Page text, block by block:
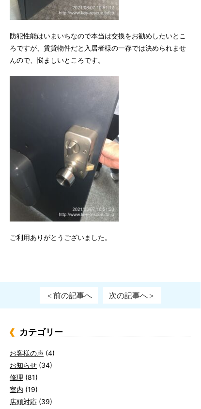
防犯性能はいまいちなので本当は交換をお勧めしたいとこ
ろですが、賃貸物件だと入居者様の一存では決められませ
んので、悩ましいところです。
ご利用ありがとうございました。
＜前の記事へ 次の記事へ＞
カテゴリー
お客様の声 (4)
お知らせ (34)
修理 (81)
室内 (19)
店頭対応 (39)